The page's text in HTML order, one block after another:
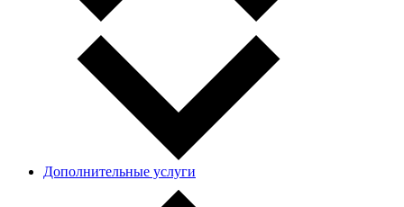
Дополнительные услуги